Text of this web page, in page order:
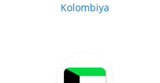
Kolombiya